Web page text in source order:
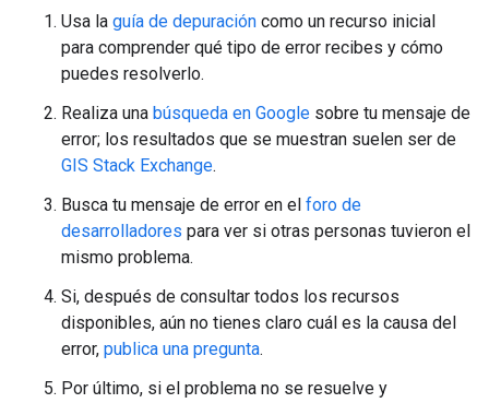
Usa la guía de depuración como un recurso inicial
para comprender qué tipo de error recibes y cómo
puedes resolverlo.
Realiza una búsqueda en Google sobre tu mensaje de
error; los resultados que se muestran suelen ser de
GIS Stack Exchange.
Busca tu mensaje de error en el foro de
desarrolladores para ver si otras personas tuvieron el
mismo problema.
Si, después de consultar todos los recursos
disponibles, aún no tienes claro cuál es la causa del
error, publica una pregunta.
Por último, si el problema no se resuelve y